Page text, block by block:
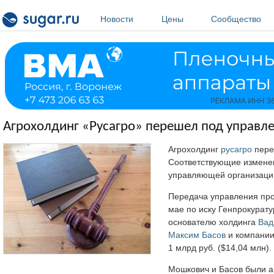
Новости
Цены Сообщество
Агрохолдинг «Русагро» перешел под
Агрохолдинг русагро
Соответствующие
управляющей
Передача управления
мае по иску
основателю холдинга
Максим Басов и
1 млрд руб. ($14,04 млн).
Мошкович и Басов были